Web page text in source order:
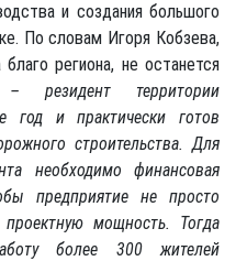
и создания большого
По словам Игоря Кобзева,
региона, не останется
резидент территории
год и практически готов
строительства. Для
необходимо финансовая
предприятие не просто
мощность. Тогда
более 300 жителей